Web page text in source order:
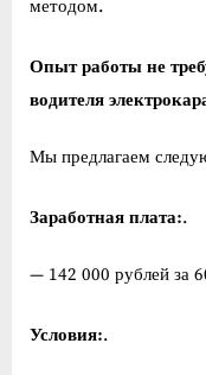
методом.
Опыт работы не
водителя
Мы предлагаем
Заработная плата:.
— 142 000 рублей за
Условия:.